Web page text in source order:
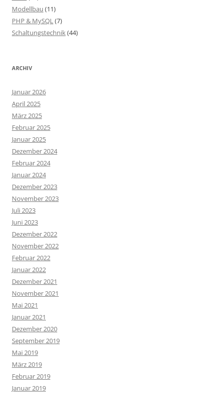
Modellbau (11)
PHP & MySQL(7)
Schaltungstechnik(44)
ARCHIV
Januar 2026
April 2025
März 2025
Februar 2025
Januar 2025
Dezember 2024
Februar 2024
Januar 2024
Dezember 2023
November 2023
Juli 2023
Juni 2023
Dezember 2022
November 2022
Februar 2022
Januar 2022
Dezember 2021
November 2021
Mai 2021
Januar 2021
Dezember 2020
September 2019
Mai 2019
März 2019
Februar 2019
Januar 2019